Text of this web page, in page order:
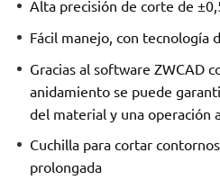
Alta precisión de corte de
Fácil manejo, con tecnología
Gracias al software ZWCAD
anidamiento se puede
del material y una operación
Cuchilla para cortar
prolongada